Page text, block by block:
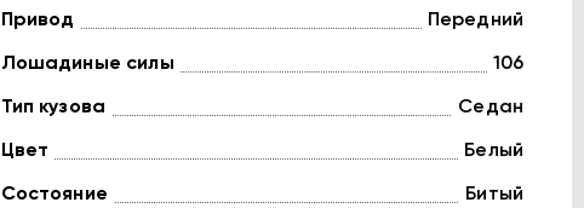
Привод Передний
Лошадиные силы 106
Тип кузова Седан
Цвет Белый
Состояние Битый